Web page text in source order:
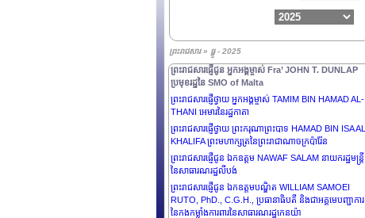
ព្រះរាជសារ » ធ្នូ - 2025
ព្រះរាជសារផ្ញើជូន ឯកឧត្តម NAYIB BUKELE ប្រធានាធិបតីនៃ
ព្រះរាជសារផ្ញើជូន ឯកឧត្តមនាយឧត្តមសេនីយ៍ JOSEPH
AOUN ប្រធានាធិបតីនៃសាធារណរដ្ឋលីបង់
ព្រះរាជសារផ្ញើជូន អ្នកអង្គម្ចាស់ Fra’ JOHN T. DUNLAP
ប្រមុខរដ្ឋនៃ SMO of Malta
ព្រះរាជសារផ្ញើថ្វាយ អ្នកអង្គម្ចាស់ TAMIM BIN HAMAD AL-
THANI អេមារនៃរដ្ឋកាតា
ព្រះរាជសារផ្ញើថ្វាយ ព្រះករុណាព្រះបាទ HAMAD BIN ISA AL
KHALIFA ព្រះមហាក្សត្រនៃព្រះរាជាណាចក្រប៉ារ៉ែន
ព្រះរាជសារផ្ញើជូន ឯកឧត្តម NAWAF SALAM នាយករដ្ឋមន្ត្រី
នៃសាធារណរដ្ឋលីបង់
ព្រះរាជសារផ្ញើជូន ឯកឧត្តមបណ្ឌិត WILLIAM SAMOEI
RUTO, PhD., C.G.H., ប្រធានាធិបតី និងជាអគ្គមេបញ្ជាការ
នៃកងកម្លាំងការពារនៃសាធារណរដ្ឋកេនយ៉ា